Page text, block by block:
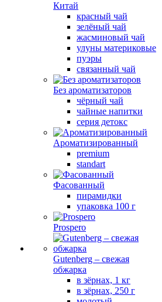
Китай
красный чай
зелёный чай
жасминовый чай
улуны материковые
пуэры
связанный чай
Без ароматизаторов
чёрный чай
чайные напитки
серия детокс
Ароматизированный
premium
standart
Фасованный
пирамидки
упаковка 100 г
Prospero
Gutenberg – свежая
обжарка
в зёрнах, 1 кг
в зёрнах, 250 г